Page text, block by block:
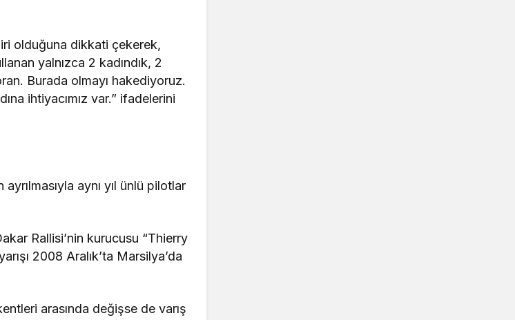
olduğuna dikkati çekerek,
yalnızca 2 kadındık, 2
Burada olmayı hakediyoruz.
ihtiyacımız var.” ifadelerini
aynı yıl ünlü pilotlar
Rallisi’nin kurucusu “Thierry
2008 Aralık’ta Marsilya’da
arasında değişse de varış